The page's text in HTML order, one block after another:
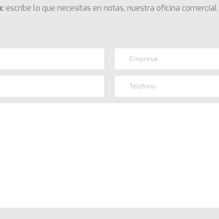
escribe lo que necesitas en notas, nuestra oficina